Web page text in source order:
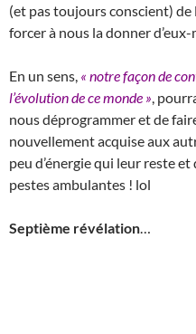
(et pas toujours conscient)
forcer à nous la donner d’eux-
En un sens, « notre façon de
l’évolution de ce monde » ,
nous déprogrammer et de
nouvellement acquise aux
peu d’énergie qui leur reste
pestes ambulantes ! lol
Septième révélation